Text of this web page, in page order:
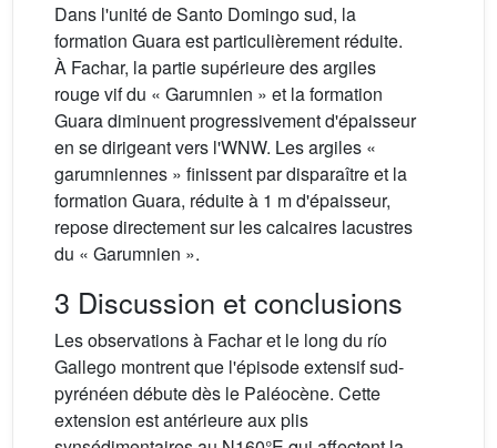
Dans l'unité de Santo Domingo sud, la
formation Guara est particulièrement réduite.
À Fachar, la partie supérieure des argiles
rouge vif du « Garumnien » et la formation
Guara diminuent progressivement d'épaisseur
en se dirigeant vers l'WNW. Les argiles «
garumniennes » finissent par disparaître et la
formation Guara, réduite à 1 m d'épaisseur,
repose directement sur les calcaires lacustres
du « Garumnien ».
3 Discussion et conclusions
Les observations à Fachar et le long du río
Gallego montrent que l'épisode extensif sud-
pyrénéen débute dès le Paléocène. Cette
extension est antérieure aux plis